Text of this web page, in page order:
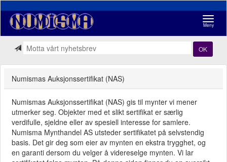
Meny
OK
Numismas Auksjonssertifikat (NAS)
Numismas Auksjonssertifikat (NAS) gis til mynter vi mener
utmerker seg. Objekter med et slikt sertifikat er særlig
verdifulle, sjeldne eller av spesiell interesse for samlere.
Numisma Mynthandel AS utsteder sertifikatet på selvstendig
basis. Det gir deg som eier av mynten en ekstra trygghet, og
en garanti dersom du velger å videreselge mynten. Vi lar